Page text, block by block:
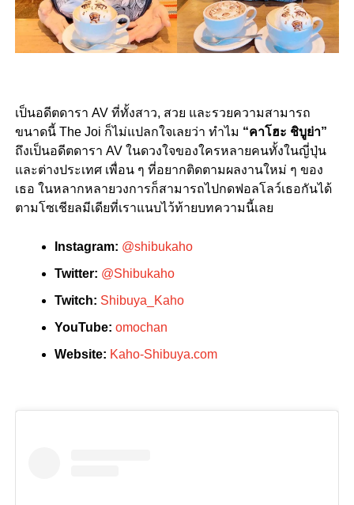
เป็นอดีตดารา AV ที่ทั้งสาว, สวย และรวยความสามารถ
ขนาดนี้ The Joi ก็ไม่แปลกใจเลยว่า ทำไม “คาโฮะ ชิบูย่า”
ถึงเป็นอดีตดารา AV ในดวงใจของใครหลายคนทั้งในญี่ปุ่น
และต่างประเทศ เพื่อน ๆ ที่อยากติดตามผลงานใหม่ ๆ ของ
เธอ ในหลากหลายวงการก็สามารถไปกดฟอลโลว์เธอกันได้
ตามโซเชียลมีเดียที่เราแนบไว้ท้ายบทความนี้เลย
Instagram: @shibukaho
Twitter: @Shibukaho
Twitch: Shibuya_Kaho
YouTube: omochan
Website: Kaho-Shibuya.com